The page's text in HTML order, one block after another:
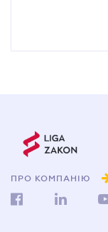
ПРО КОМПАНІЮ